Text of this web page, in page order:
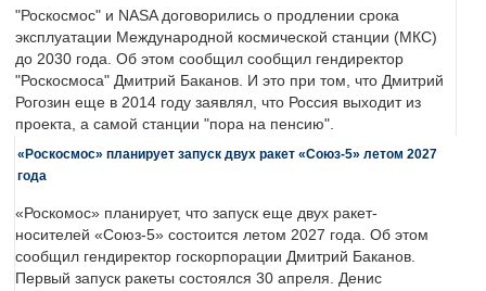
"Роскосмос" и NASA договорились о продлении срока
эксплуатации Международной космической станции (МКС)
до 2030 года. Об этом сообщил сообщил гендиректор
"Роскосмоса" Дмитрий Баканов. И это при том, что Дмитрий
Рогозин еще в 2014 году заявлял, что Россия выходит из
проекта, а самой станции "пора на пенсию".
«Роскосмос» планирует запуск двух ракет «Союз-5» летом 2027
года
«Роскомос» планирует, что запуск еще двух ракет-
носителей «Союз-5» состоится летом 2027 года. Об этом
сообщил гендиректор госкорпорации Дмитрий Баканов.
Первый запуск ракеты состоялся 30 апреля. Денис